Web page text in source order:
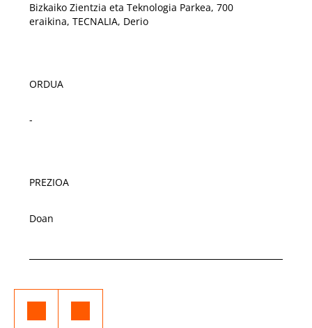
Bizkaiko Zientzia eta Teknologia Parkea, 700
eraikina, TECNALIA, Derio
ORDUA
-
PREZIOA
Doan